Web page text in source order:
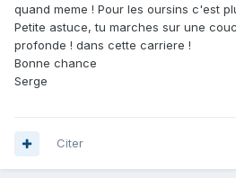
quand meme ! Pour les oursins c'est
Petite astuce, tu marches sur une
profonde ! dans cette carriere !
Bonne chance
Serge
Citer